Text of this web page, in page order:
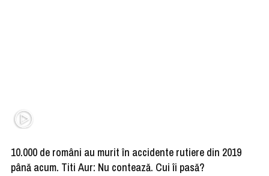
10.000 de români au murit în accidente rutiere din 2019
până acum. Titi Aur: Nu contează. Cui îi pasă?